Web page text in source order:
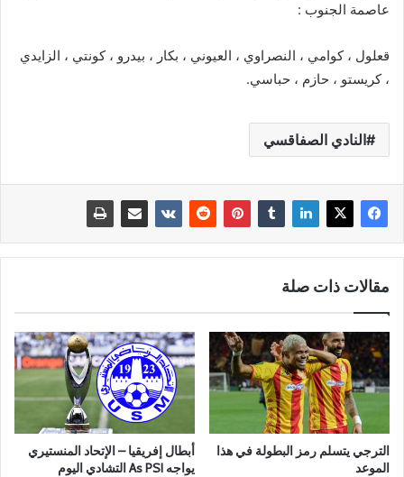
عاصمة الجنوب :
قعلول ، كوامي ، النصراوي ، العيوني ، بكار ، بيدرو ، كونتي ، الزايدي
، كريستو ، حازم ، حباسي.
النادي الصفاقسي
مقالات ذات صلة
الترجي يتسلم رمز البطولة في هذا
الموعد
أبطال إفريقيا – الإتحاد المنستيري
يواجه As PSI التشادي اليوم